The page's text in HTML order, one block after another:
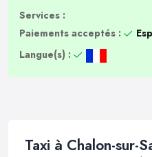
Services :
Paiements acceptés :
Langue(s) :
Taxi à Chalon-sur-